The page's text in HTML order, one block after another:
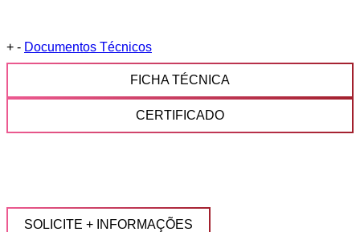
+ - Documentos Técnicos
FICHA TÉCNICA
CERTIFICADO
SOLICITE + INFORMAÇÕES